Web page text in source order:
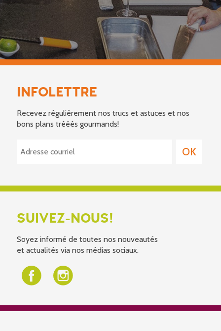
INFOLETTRE
Recevez régulièrement nos trucs et astuces et nos
bons plans trèèès gourmands!
SUIVEZ-NOUS!
Soyez informé de toutes nos nouveautés
et actualités via nos médias sociaux.